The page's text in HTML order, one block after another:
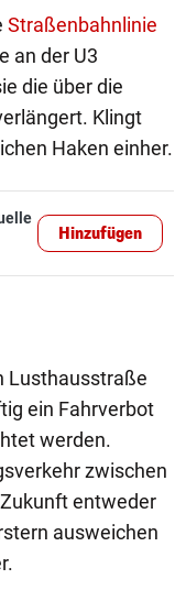
Straßenbahnlinie
an der U3
die über die
Klingt
Haken einher.
Hinzufügen
Lusthausstraße
ein Fahrverbot
werden.
zwischen
entweder
ausweichen